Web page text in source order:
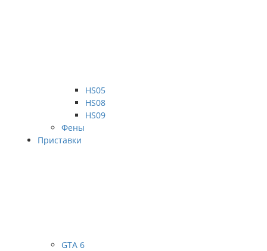
HS05
HS08
HS09
Фены
Приставки
GTA 6